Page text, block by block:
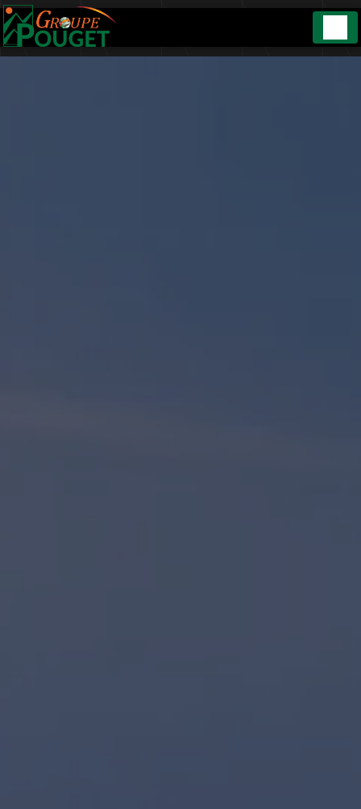
Panneau de gestion des cookies